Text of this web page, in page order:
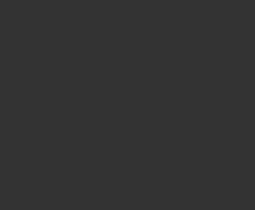
rendszert is bemutató
bizonyult, hiszen 2005 eleje már a
hatékonyan felkészítő és
indító mondata is: „Végre
gondozásában ismét egy
igen fontos kihívása a jelenben és
felsőéves hallgatóinak, mind